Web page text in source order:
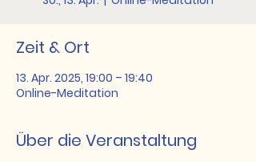
Zeit & Ort
13. Apr. 2025, 19:00 – 19:40
Online-Meditation
Über die Veranstaltung